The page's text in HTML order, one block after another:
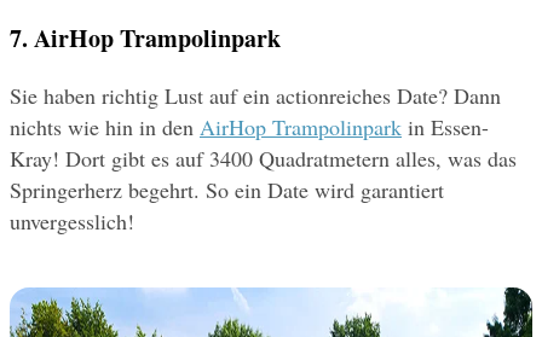
7. AirHop Trampolinpark
Sie haben richtig Lust auf ein actionreiches Date? Dann
nichts wie hin in den AirHop Trampolinpark in Essen-
Kray! Dort gibt es auf 3400 Quadratmetern alles, was das
Springerherz begehrt. So ein Date wird garantiert
unvergesslich!